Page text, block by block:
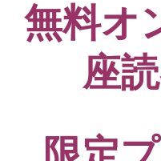
無料オ
座